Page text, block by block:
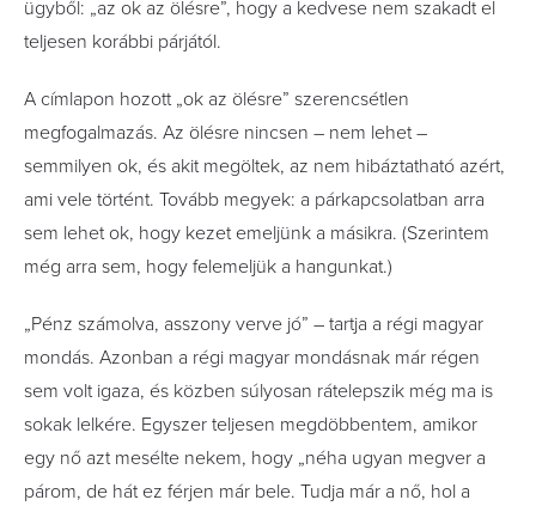
ügyből: „az ok az ölésre”, hogy a kedvese nem szakadt el
teljesen korábbi párjától.
A címlapon hozott „ok az ölésre” szerencsétlen
megfogalmazás. Az ölésre nincsen – nem lehet –
semmilyen ok, és akit megöltek, az nem hibáztatható azért,
ami vele történt. Tovább megyek: a párkapcsolatban arra
sem lehet ok, hogy kezet emeljünk a másikra. (Szerintem
még arra sem, hogy felemeljük a hangunkat.)
„Pénz számolva, asszony verve jó” – tartja a régi magyar
mondás. Azonban a régi magyar mondásnak már régen
sem volt igaza, és közben súlyosan rátelepszik még ma is
sokak lelkére. Egyszer teljesen megdöbbentem, amikor
egy nő azt mesélte nekem, hogy „néha ugyan megver a
párom, de hát ez férjen már bele. Tudja már a nő, hol a